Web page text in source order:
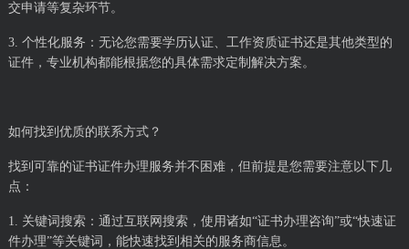
交申请等复杂环节。
3. 个性化服务：无论您需要学历认证、工作资质证书还是其他类型的
证件，专业机构都能根据您的具体需求定制解决方案。
如何找到优质的联系方式？
找到可靠的证书证件办理服务并不困难，但前提是您需要注意以下几
点：
1. 关键词搜索：通过互联网搜索，使用诸如“证书办理咨询”或“快速证
件办理”等关键词，能快速找到相关的服务商信息。